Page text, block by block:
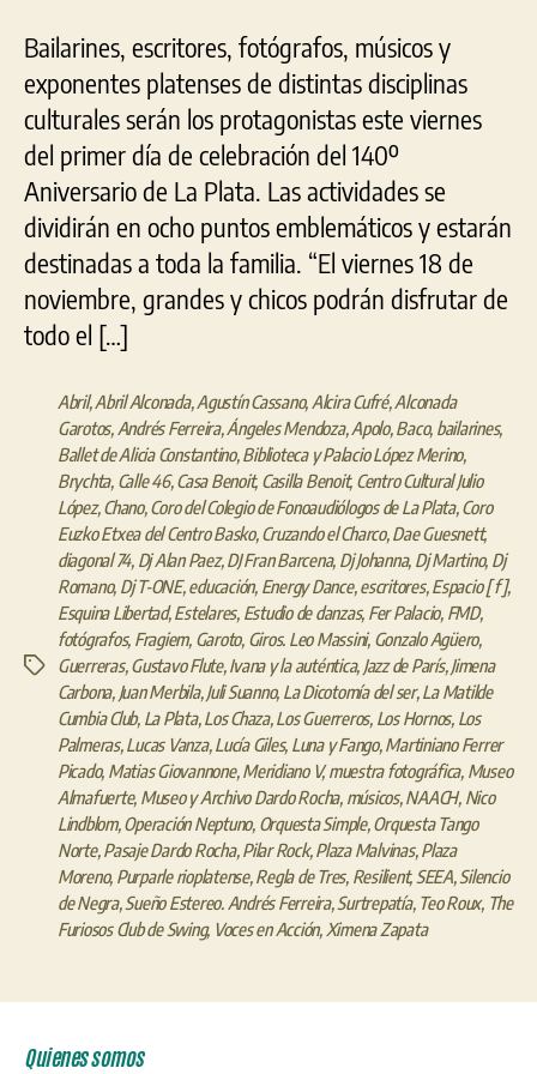
Bailarines, escritores, fotógrafos, músicos y
exponentes platenses de distintas disciplinas
culturales serán los protagonistas este viernes
del primer día de celebración del 140º
Aniversario de La Plata. Las actividades se
dividirán en ocho puntos emblemáticos y estarán
destinadas a toda la familia. “El viernes 18 de
noviembre, grandes y chicos podrán disfrutar de
todo el […]
Etiquetas
Abril,Abril Alconada,Agustín Cassano, Alcira Cufré,Alconada
Garotos, Andrés Ferreira,Ángeles Mendoza,Apolo,Baco, bailarines,
Ballet de Alicia Constantino,Biblioteca y Palacio López Merino,
Brychta, Calle 46,Casa Benoit, Casilla Benoit, Centro Cultural Julio
López,Chano,Coro del Colegio de Fonoaudiólogos de La Plata,Coro
Euzko Etxea del Centro Basko,Cruzando el Charco,Dae Guesnett,
diagonal 74, Dj Alan Paez,DJ Fran Barcena, Dj Johanna, Dj Martino, Dj
Romano, Dj T-ONE,educación, Energy Dance,escritores,Espacio [ f ],
Esquina Libertad,Estelares, Estudio de danzas, Fer Palacio, FMD,
fotógrafos, Fragiem, Garoto, Giros. Leo Massini, Gonzalo Agüero,
Guerreras,Gustavo Flute,Ivana y la auténtica, Jazz de París,Jimena
Carbona, Juan Merbila,Juli Suanno, La Dicotomía del ser,La Matilde
Cumbia Club, La Plata,Los Chaza,Los Guerreros, Los Hornos, Los
Palmeras,Lucas Vanza,Lucía Giles, Luna y Fango,Martiniano Ferrer
Picado, Matias Giovannone,Meridiano V,muestra fotográfica, Museo
Almafuerte, Museo y Archivo Dardo Rocha, músicos,NAACH, Nico
Lindblom,Operación Neptuno, Orquesta Simple,Orquesta Tango
Norte,Pasaje Dardo Rocha,Pilar Rock,Plaza Malvinas,Plaza
Moreno, Purparle rioplatense,Regla de Tres, Resilient, SEEA,Silencio
de Negra,Sueño Estereo. Andrés Ferreira,Surtrepatía, Teo Roux, The
Furiosos Club de Swing, Voces en Acción, Ximena Zapata
Quienes somos